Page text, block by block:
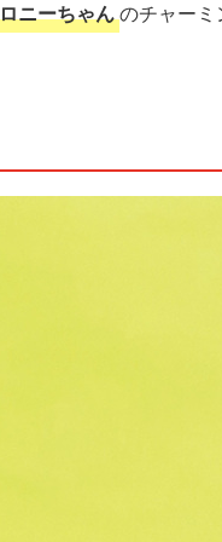
ニーちゃんのチャー